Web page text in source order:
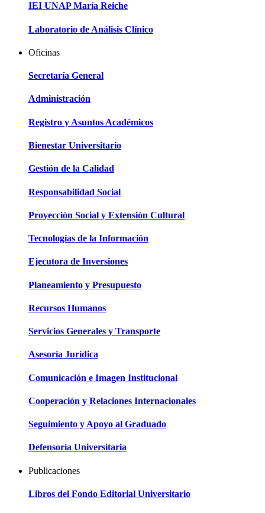
IEI UNAP María Reiche
Laboratorio de Análisis Clínico
Oficinas
Secretaría General
Administración
Registro y Asuntos Académicos
Bienestar Universitario
Gestión de la Calidad
Responsabilidad Social
Proyección Social y Extensión Cultural
Tecnologías de la Información
Ejecutora de Inversiones
Planeamiento y Presupuesto
Recursos Humanos
Servicios Generales y Transporte
Asesoría Jurídica
Comunicación e Imagen Institucional
Cooperación y Relaciones Internacionales
Seguimiento y Apoyo al Graduado
Defensoría Universitaria
Publicaciones
Libros del Fondo Editorial Universitario